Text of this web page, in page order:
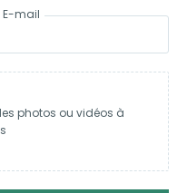
E-mail
photos ou vidéos à